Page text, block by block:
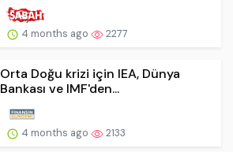
4 months ago 2277
Orta Doğu krizi için IEA, Dünya
Bankası ve IMF'den...
4 months ago 2133